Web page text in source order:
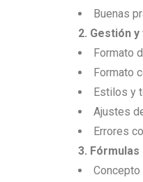
Buenas
2. Gestión
Formato
Formato
Estilos y
Ajustes
Errores
3.